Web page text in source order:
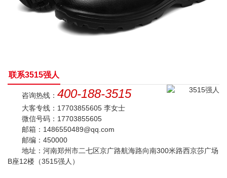
联系3515强人
咨询热线： 400-188-3515
大客专线：17703855605 李女士
微信号码：17703855605
邮箱：1486550489@qq.com
邮编：450000
地址：河南郑州市二七区京广路航海路向南300米路西京莎广场
B座12楼（3515强人）